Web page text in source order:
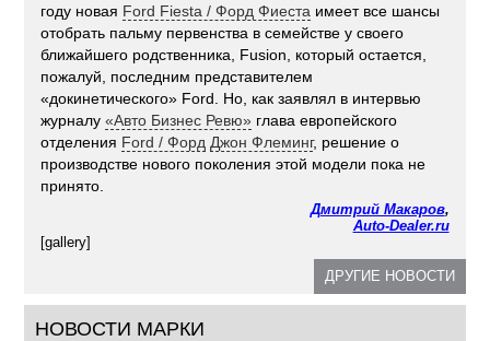
году новая Ford Fiesta / Форд Фиеста имеет все шансы
отобрать пальму первенства в семействе у своего
ближайшего родственника, Fusion, который остается,
пожалуй, последним представителем
«докинетического» Ford. Но, как заявлял в интервью
журналу«Авто Бизнес Ревю» глава европейского
отделения Ford / Форд Джон Флеминг, решение о
производстве нового поколения этой модели пока не
принято.
Дмитрий Макаров,
Auto-Dealer.ru
[gallery]
ДРУГИЕ НОВОСТИ
НОВОСТИ МАРКИ